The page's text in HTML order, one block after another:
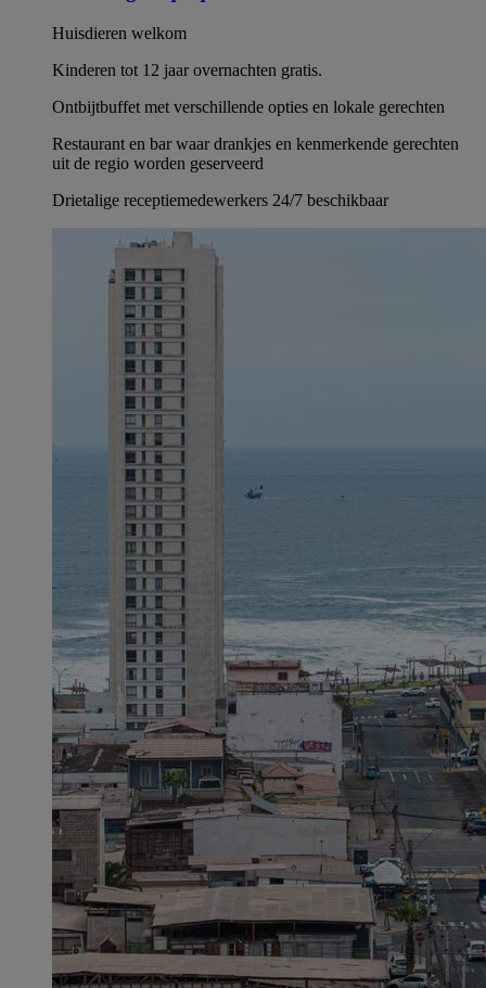
Huisdieren welkom
Kinderen tot 12 jaar overnachten gratis.
Ontbijtbuffet met verschillende opties en lokale gerechten
Restaurant en bar waar drankjes en kenmerkende gerechten
uit de regio worden geserveerd
Drietalige receptiemedewerkers 24/7 beschikbaar